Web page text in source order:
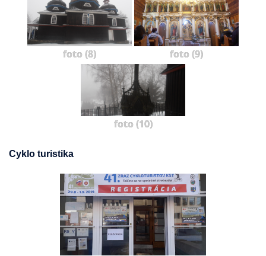
foto (8) foto (9)
foto (10)
Cyklo turistika